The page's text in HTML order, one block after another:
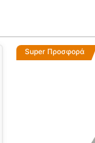
Super Προσφορά